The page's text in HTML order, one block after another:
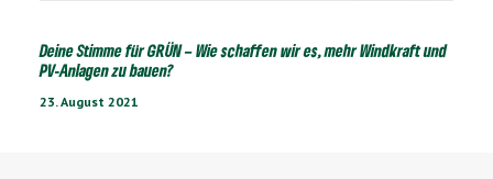
Deine Stimme für GRÜN – Wie schaffen wir es, mehr Windkraft und
PV-Anlagen zu bauen?
23. August 2021